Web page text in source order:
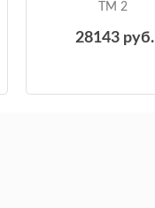
ТМ 2
28143 руб.